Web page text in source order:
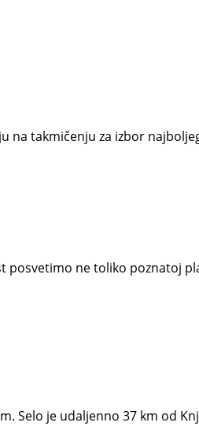
na takmičenju za izbor
ne toliko poznatoj
Selo je udaljenno 37 km od